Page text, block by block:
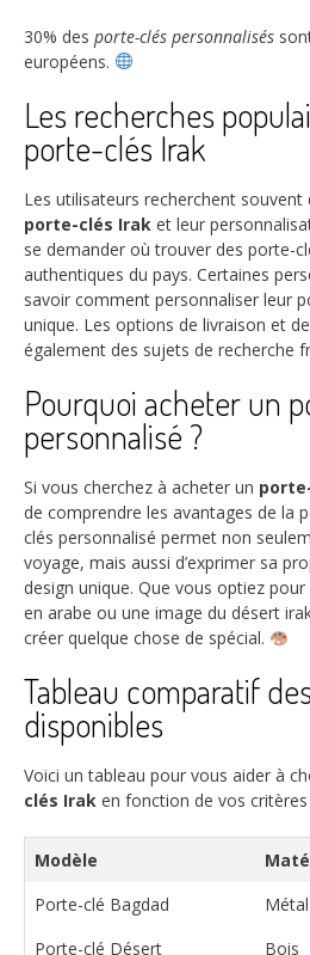
30% des porte-clés personnalisés
européens.
Les recherches
porte-clés Irak
Les utilisateurs recherchent
porte-clés Irak et leur
se demander où trouver des porte-
authentiques du pays. Certaines
savoir comment personnaliser leur
unique. Les options de livraison et
également des sujets de recherche
Pourquoi acheter un
personnalisé ?
Si vous cherchez à acheter un
de comprendre les avantages de la
clés personnalisé permet non
voyage, mais aussi d’exprimer sa
design unique. Que vous optiez
en arabe ou une image du désert
créer quelque chose de spécial.
Tableau comparatif
disponibles
Voici un tableau pour vous aider à
clés Irak en fonction de vos critères
Modèle
Porte-clé Bagdad
Métal
Porte-clé Désert
Bois